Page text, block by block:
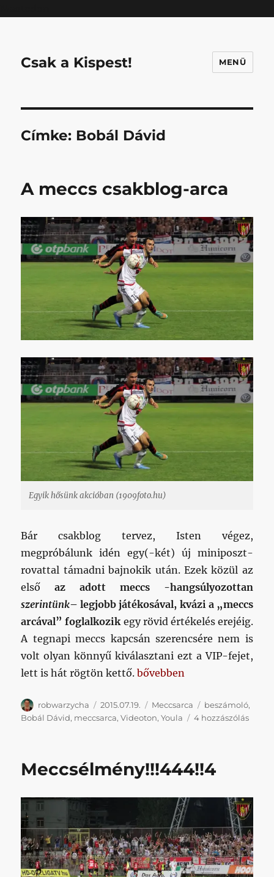
Csak a Kispest! MENÜ
Címke: Bobál Dávid
A meccs csakblog-arca
Egyik hősünk akcióban (1909foto.hu)
Bár csakblog tervez, Isten végez,
megpróbálunk idén egy(-két) új miniposzt-
rovattal támadni bajnokik után. Ezek közül az
elsőaz adott meccs -hangsúlyozottan
szerintünk– legjobb játékosával, kvázi a „meccs
arcával” foglalkozikegy rövid értékelés erejéig.
A tegnapi meccs kapcsán szerencsére nem is
volt olyan könnyű kiválasztani ezt a VIP-fejet,
lett is hát rögtön kettő.„A meccs csakblog-arca”
bővebben
Szerző
robwarzycha Közzétéve
2015.07.19. Kategória
Meccsarca Címke
beszámoló,
Bobál Dávid, meccsarca,Videoton,Youla 4 hozzászólásA
Meccsélmény!!!444!!4